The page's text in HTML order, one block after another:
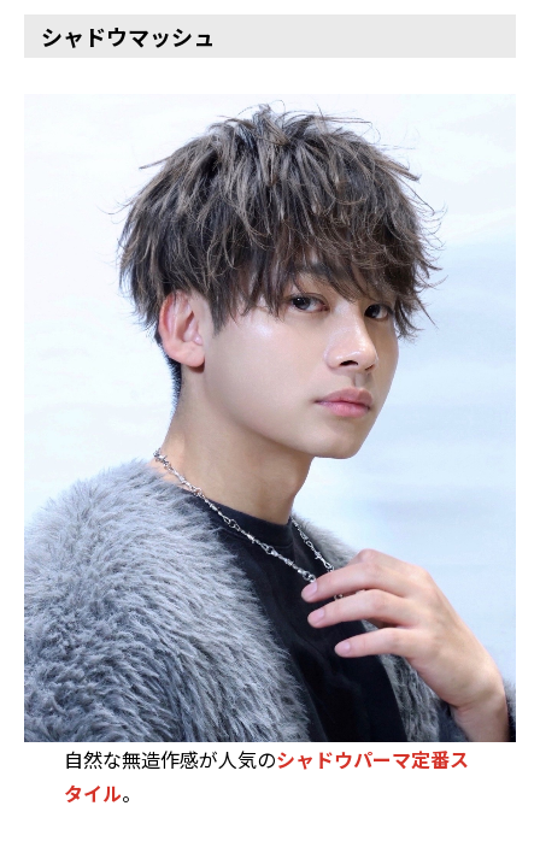
シャドウマッシュ
自然な無造作感が人気のシャドウパーマ定番ス
タイル。